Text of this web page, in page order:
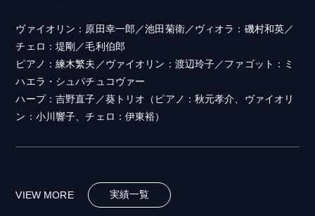
ヴァイオリン：原田幸一郎／池田菊衛／ヴィオラ：磯村和英／
チェロ：堤剛／毛利伯郎
ピアノ：練木繁夫／ヴァイオリン：渡辺玲子／ファゴット：ミ
ハエラ・シュパチュコヴァー
ハープ：吉野直子／葵トリオ（ピアノ：秋元孝介、ヴァイオリ
ン：小川響子、チェロ：伊東裕）
VIEW MORE 実績一覧